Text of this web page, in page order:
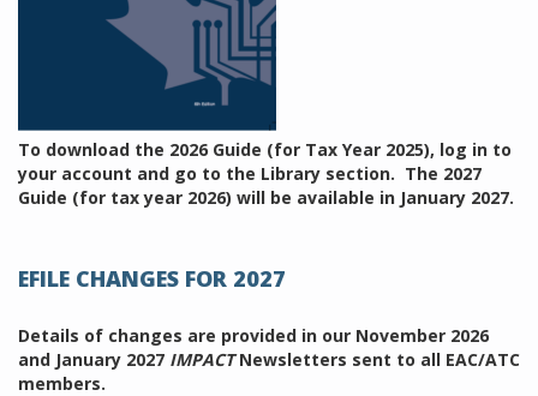
To download the 2026 Guide (for Tax Year 2025), log in to
your account and go to the Library section. The 2027
Guide (for tax year 2026) will be available in January 2027.
EFILE CHANGES FOR 2027
Details of changes are provided in our November 2026
and January 2027 IMPACTNewsletters sent to all EAC/ATC
members.